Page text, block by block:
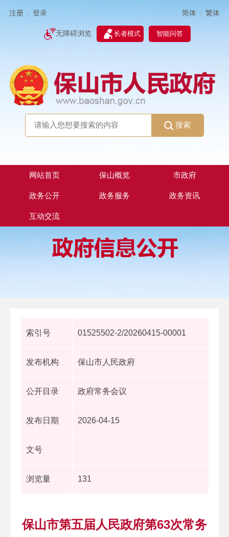
注册 登录 简体 | 繁体
无障碍浏览 长者模式 智能问答
搜索
网站首页 保山概览 市政府
政务公开 政务服务 政务资讯
互动交流
索引号 01525502-2/20260415-00001
发布机构 保山市人民政府
公开目录 政府常务会议
发布日期 2026-04-15
文号
浏览量 131
保山市第五届人民政府第63次常务